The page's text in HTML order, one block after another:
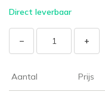
Direct leverbaar
− +
Aantal Prijs